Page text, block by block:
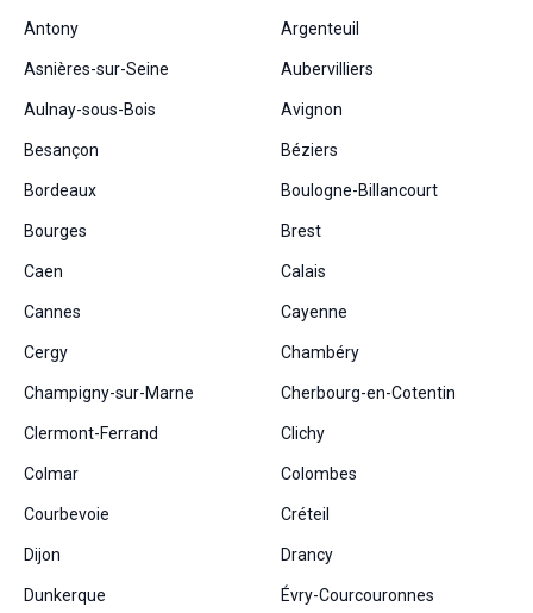
Antony Argenteuil
Asnières-sur-Seine Aubervilliers
Aulnay-sous-Bois Avignon
Besançon Béziers
Bordeaux Boulogne-Billancourt
Bourges Brest
Caen Calais
Cannes Cayenne
Cergy Chambéry
Champigny-sur-Marne Cherbourg-en-Cotentin
Clermont-Ferrand Clichy
Colmar Colombes
Courbevoie Créteil
Dijon Drancy
Dunkerque Évry-Courcouronnes